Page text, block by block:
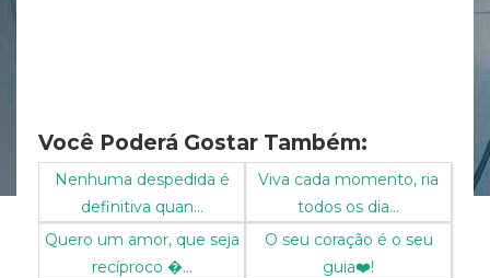
Você Poderá Gostar Também:
Nenhuma despedida é
definitiva quan...
Viva cada momento, ria
todos os dia...
Quero um amor, que seja
recíproco ...
O seu coração é o seu
guia❤️!